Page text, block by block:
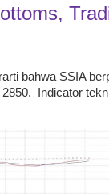
bahwa SSIA
Indicator